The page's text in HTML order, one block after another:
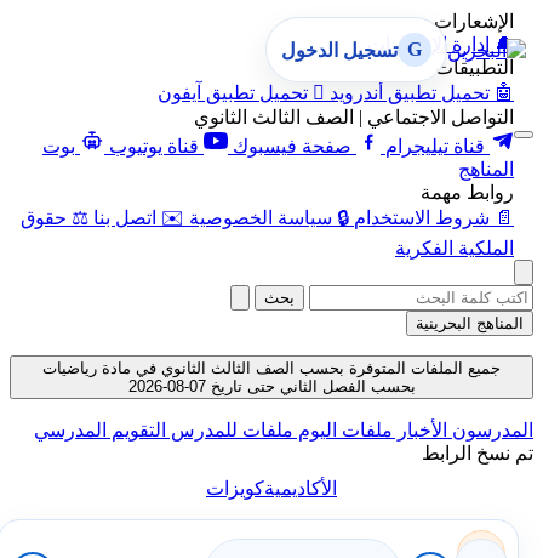
الإشعارات
🔔 إدارة الإشعارات
التطبيقات
🤖 تحميل تطبيق أندرويد  تحميل تطبيق آيفون
التواصل الاجتماعي | الصف الثالث الثانوي
قناة تيليجرام
صفحة فيسبوك قناة يوتيوب
بوت
المناهج
روابط مهمة
📄 شروط الاستخدام 🔒 سياسة الخصوصية ✉️ اتصل بنا ⚖️ حقوق
الملكية الفكرية
G تسجيل الدخول
بحث
المناهج البحرينية
جميع الملفات المتوفرة بحسب الصف الثالث الثانوي في مادة رياضيات
بحسب الفصل الثاني حتى تاريخ 07-08-2026
المدرسون الأخبار ملفات اليوم ملفات للمدرس التقويم المدرسي
تم نسخ الرابط
الأكاديميةكويزات